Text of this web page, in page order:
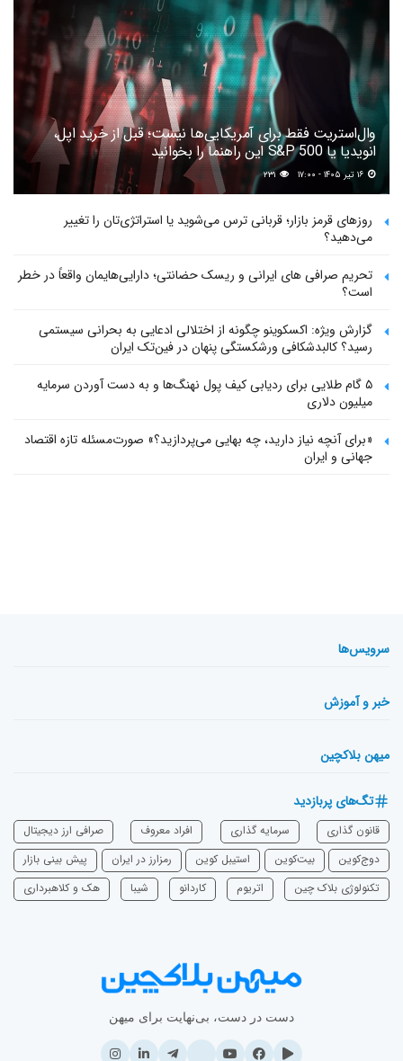
وال‌استریت فقط برای آمریکایی‌ها نیست؛ قبل از خرید اپل،
انویدیا یا S&P 500 این راهنما را بخوانید
۲۳۱
روزهای قرمز بازار؛ قربانی ترس می‌شوید یا استراتژی‌تان را تغییر
می‌دهید؟
تحریم صرافی های ایرانی و ریسک حضانتی؛ دارایی‌هایمان واقعاً در خطر
است؟
گزارش ویژه: اکسکوینو چگونه از اختلالی ادعایی به بحرانی سیستمی
رسید؟ کالبدشکافی ورشکستگی پنهان در فین‌تک ایران
۵ گام طلایی برای ردیابی کیف پول‌ نهنگ‌ها و به دست آوردن سرمایه
میلیون دلاری
«برای آنچه نیاز دارید، چه بهایی می‌پردازید؟» صورت‌مسئله تازه اقتصاد
جهانی و ایران
سرویس‌ها
خبر و آموزش
میهن بلاکچین
تگ‌های پربازدید
قانون گذاری سرمایه‌ گذاری افراد معروف
صرافی ارز دیجیتال
دوج‌کوین
بیت‌کوین استیبل کوین رمزارز در ایران
پیش بینی بازار
تکنولوژی بلاک چین
اتریوم ‌کاردانو شیبا هک و کلاهبرداری
دست در دست، بی‌نهایت برای میهن